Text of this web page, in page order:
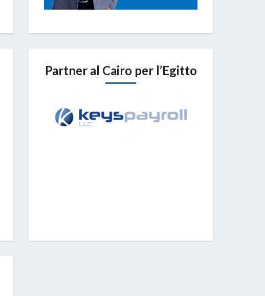
Partner al Cairo per l’Egitto